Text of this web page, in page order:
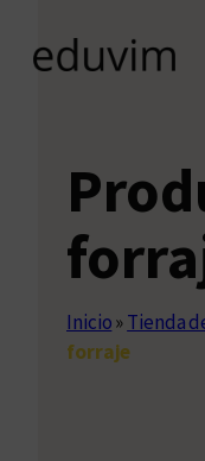
Inicio»Tienda
forraje